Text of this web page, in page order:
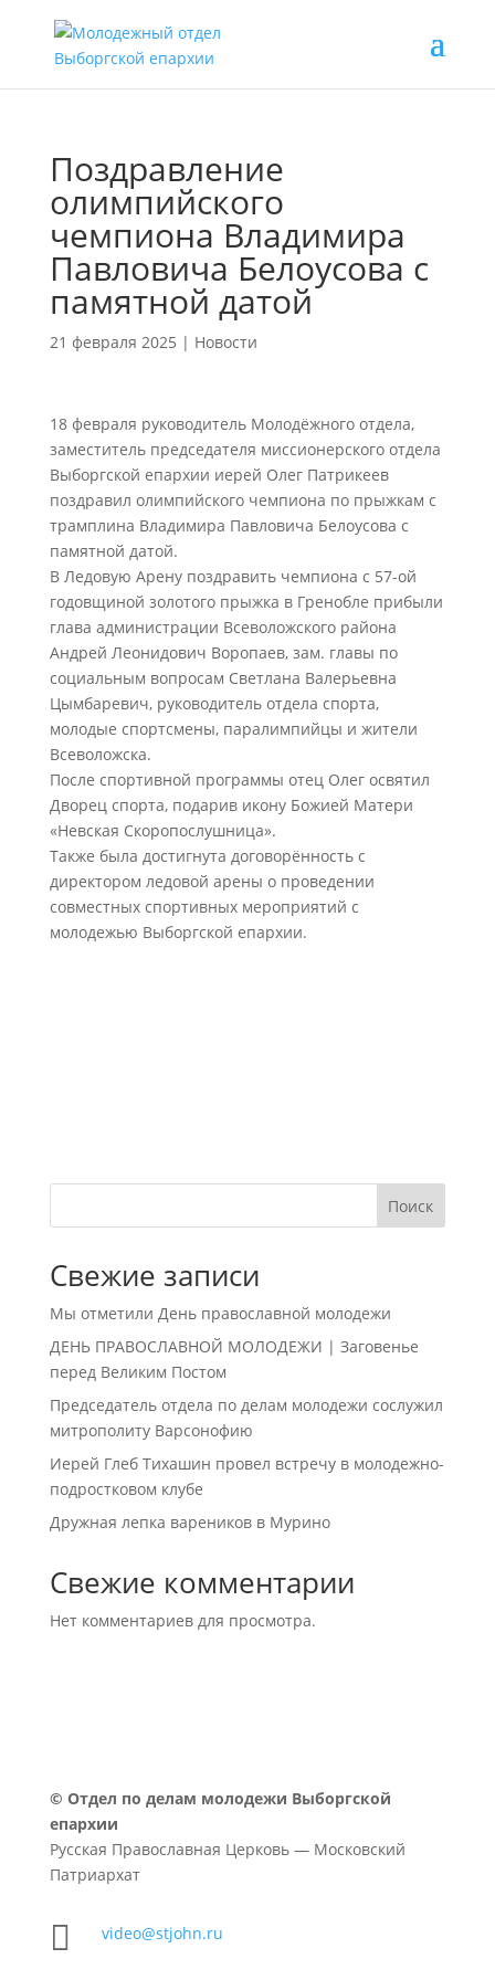
Поздравление
олимпийского
чемпиона Владимира
Павловича Белоусова с
памятной датой
21 февраля 2025 | Новости
18 февраля руководитель Молодёжного отдела,
заместитель председателя миссионерского отдела
Выборгской епархии иерей Олег Патрикеев
поздравил олимпийского чемпиона по прыжкам с
трамплина Владимира Павловича Белоусова с
памятной датой.
В Ледовую Арену поздравить чемпиона с 57-ой
годовщиной золотого прыжка в Гренобле прибыли
глава администрации Всеволожского района
Андрей Леонидович Воропаев, зам. главы по
социальным вопросам Светлана Валерьевна
Цымбаревич, руководитель отдела спорта,
молодые спортсмены, паралимпийцы и жители
Всеволожска.
После спортивной программы отец Олег освятил
Дворец спорта, подарив икону Божией Матери
«Невская Скоропослушница».
Также была достигнута договорëнность с
директором ледовой арены о проведении
совместных спортивных мероприятий с
молодежью Выборгской епархии.
Поиск
Свежие записи
Мы отметили День православной молодежи
ДЕНЬ ПРАВОСЛАВНОЙ МОЛОДЕЖИ | Заговенье
перед Великим Постом
Председатель отдела по делам молодежи сослужил
митрополиту Варсонофию
Иерей Глеб Тихашин провел встречу в молодежно-
подростковом клубе
Дружная лепка вареников в Мурино
Свежие комментарии
Нет комментариев для просмотра.
© Отдел по делам молодежи Выборгской
епархии
Русская Православная Церковь — Московский
Патриархат
 video@stjohn.ru